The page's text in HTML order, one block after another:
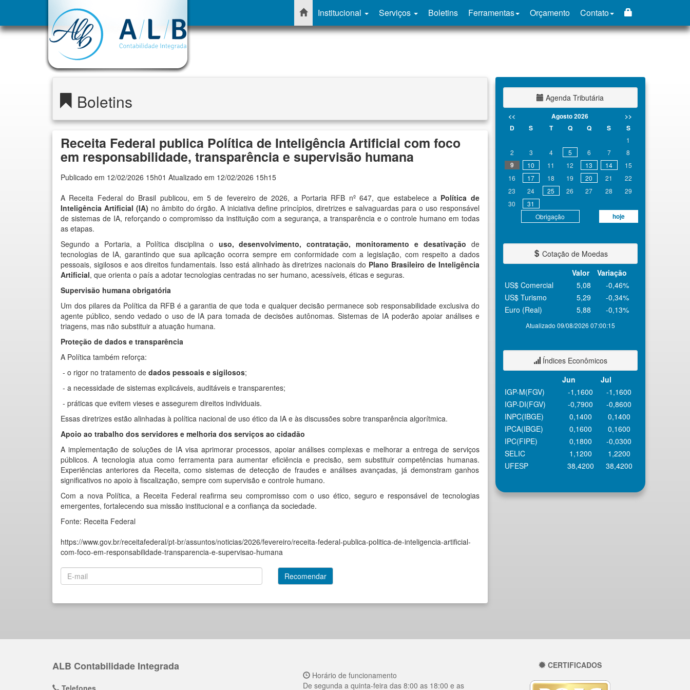
Institucional Serviços Boletins Ferramentas Orçamento Contato
Boletins
Receita Federal publica Política de Inteligência Artificial com foco
em responsabilidade, transparência e supervisão humana
Publicado em 12/02/2026 15h01 Atualizado em 12/02/2026 15h15
A Receita Federal do Brasil publicou, em 5 de fevereiro de 2026, a Portaria RFB nº 647, que estabelece a Política de
Inteligência Artificial (IA) no âmbito do órgão. A iniciativa define princípios, diretrizes e salvaguardas para o uso responsável
de sistemas de IA, reforçando o compromisso da instituição com a segurança, a transparência e o controle humano em todas
as etapas.
Segundo a Portaria, a Política disciplina o uso, desenvolvimento, contratação, monitoramento e desativação de
tecnologias de IA, garantindo que sua aplicação ocorra sempre em conformidade com a legislação, com respeito a dados
pessoais, sigilosos e aos direitos fundamentais. Isso está alinhado às diretrizes nacionais do Plano Brasileiro de Inteligência
Artificial, que orienta o país a adotar tecnologias centradas no ser humano, acessíveis, éticas e seguras.
Supervisão humana obrigatória
Um dos pilares da Política da RFB é a garantia de que toda e qualquer decisão permanece sob responsabilidade exclusiva do
agente público, sendo vedado o uso de IA para tomada de decisões autônomas. Sistemas de IA poderão apoiar análises e
triagens, mas não substituir a atuação humana.
Proteção de dados e transparência
A Política também reforça:
- o rigor no tratamento de dados pessoais e sigilosos;
- a necessidade de sistemas explicáveis, auditáveis e transparentes;
- práticas que evitem vieses e assegurem direitos individuais.
Essas diretrizes estão alinhadas à política nacional de uso ético da IA e às discussões sobre transparência algorítmica.
Apoio ao trabalho dos servidores e melhoria dos serviços ao cidadão
A implementação de soluções de IA visa aprimorar processos, apoiar análises complexas e melhorar a entrega de serviços
públicos. A tecnologia atua como ferramenta para aumentar eficiência e precisão, sem substituir competências humanas.
Experiências anteriores da Receita, como sistemas de detecção de fraudes e análises avançadas, já demonstram ganhos
significativos no apoio à fiscalização, sempre com supervisão e controle humano.
Com a nova Política, a Receita Federal reafirma seu compromisso com o uso ético, seguro e responsável de tecnologias
emergentes, fortalecendo sua missão institucional e a confiança da sociedade.
Fonte: Receita Federal
https://www.gov.br/receitafederal/pt-br/assuntos/noticias/2026/fevereiro/receita-federal-publica-politica-de-inteligencia-artificial-
com-foco-em-responsabilidade-transparencia-e-supervisao-humana
Agenda Tributária
<< Agosto 2026
>>
D
S T Q Q S S
Obrigação hoje
1
2
3 4 5 6 7 8
9 10 11 12 13 14
15
16
17 18 19 20 21
22
23
24 25 26 27 28
29
30
31
Cotação de Moedas
Valor
Variação
Atualizado 09/08/2026 07:00:15
US$ Comercial 5,08
-0,46%
US$ Turismo
5,29
-0,34%
Euro (Real)
5,88 -0,13%
Índices Econômicos
Jun
Jul
IGP-M(FGV)
-1,1600
-1,1600
IGP-DI(FGV)
-0,7900
-0,8600
INPC(IBGE)
0,1400
0,1400
IPCA(IBGE)
0,1600
0,1600
IPC(FIPE)
0,1800
-0,0300
SELIC
1,1200
1,2200
UFESP
38,4200 38,4200
ALB Contabilidade Integrada
Telefones
Horário de funcionamento
De segunda a quinta-feira das 8:00 as 18:00 e as
CERTIFICADOS